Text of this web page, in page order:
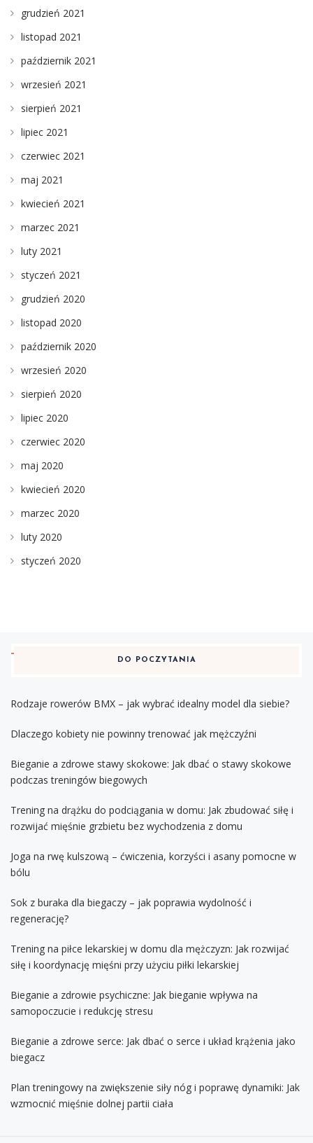
grudzień 2021
listopad 2021
październik 2021
wrzesień 2021
sierpień 2021
lipiec 2021
czerwiec 2021
maj 2021
kwiecień 2021
marzec 2021
luty 2021
styczeń 2021
grudzień 2020
listopad 2020
październik 2020
wrzesień 2020
sierpień 2020
lipiec 2020
czerwiec 2020
maj 2020
kwiecień 2020
marzec 2020
luty 2020
styczeń 2020
DO POCZYTANIA
Rodzaje rowerów BMX – jak wybrać idealny model dla siebie?
Dlaczego kobiety nie powinny trenować jak mężczyźni
Bieganie a zdrowe stawy skokowe: Jak dbać o stawy skokowe
podczas treningów biegowych
Trening na drążku do podciągania w domu: Jak zbudować siłę i
rozwijać mięśnie grzbietu bez wychodzenia z domu
Joga na rwę kulszową – ćwiczenia, korzyści i asany pomocne w
bólu
Sok z buraka dla biegaczy – jak poprawia wydolność i
regenerację?
Trening na piłce lekarskiej w domu dla mężczyzn: Jak rozwijać
siłę i koordynację mięśni przy użyciu piłki lekarskiej
Bieganie a zdrowie psychiczne: Jak bieganie wpływa na
samopoczucie i redukcję stresu
Bieganie a zdrowe serce: Jak dbać o serce i układ krążenia jako
biegacz
Plan treningowy na zwiększenie siły nóg i poprawę dynamiki: Jak
wzmocnić mięśnie dolnej partii ciała